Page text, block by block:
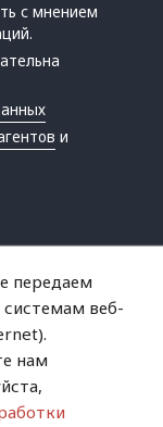
с мнением
и
передаем
системам веб-
нам